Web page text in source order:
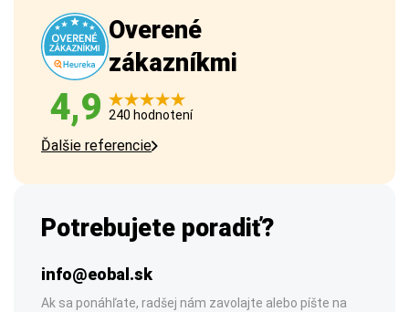
Overené
zákazníkmi
4,9 240 hodnotení
Ďalšie referencie
Potrebujete poradiť?
info@eobal.sk
Ak sa ponáhľate, radšej nám zavolajte alebo píšte na